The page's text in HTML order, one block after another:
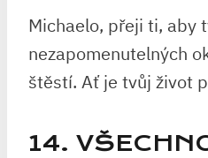
Michaelo, přeji ti, aby
nezapomenutelných
štěstí. Ať je tvůj život
14.